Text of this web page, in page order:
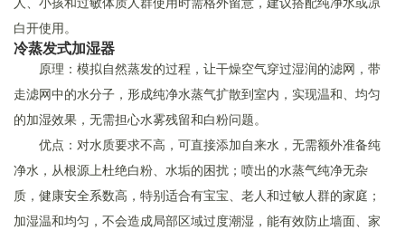
白开使用。
冷蒸发式加湿器
原理：模拟自然蒸发的过程，让干燥空气穿过湿润的滤网，带
走滤网中的水分子，形成纯净水蒸气扩散到室内，实现温和、均匀
的加湿效果，无需担心水雾残留和白粉问题。
优点：对水质要求不高，可直接添加自来水，无需额外准备纯
净水，从根源上杜绝白粉、水垢的困扰；喷出的水蒸气纯净无杂
质，健康安全系数高，特别适合有宝宝、老人和过敏人群的家庭；
加湿温和均匀，不会造成局部区域过度潮湿，能有效防止墙面、家